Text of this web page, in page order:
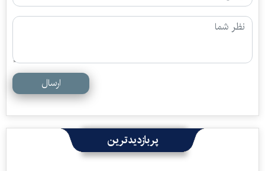
ارسال
پربازدیدترین